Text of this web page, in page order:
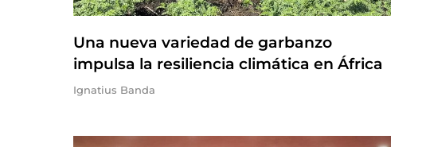
Una nueva variedad de garbanzo
impulsa la resiliencia climática en África
Ignatius Banda